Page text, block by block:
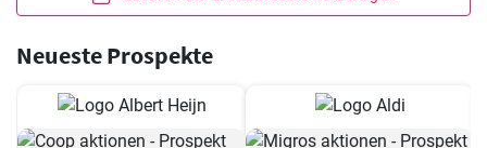
Neueste Prospekte